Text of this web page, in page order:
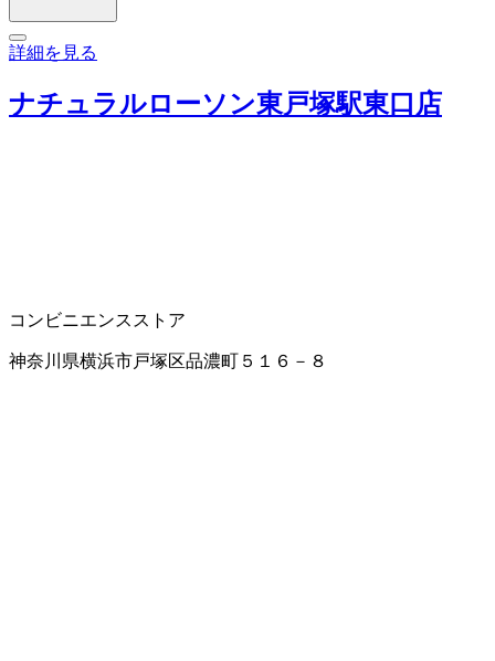
詳細を見る
ナチュラルローソン東戸塚駅東口店
コンビニエンスストア
神奈川県横浜市戸塚区品濃町５１６－８